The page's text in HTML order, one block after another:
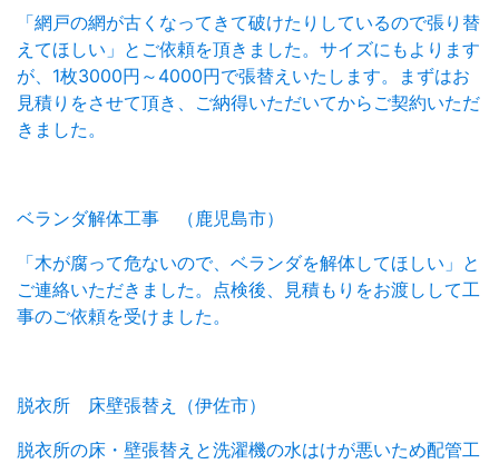
「網戸の網が古くなってきて破けたりしているので張り替
えてほしい」とご依頼を頂きました。サイズにもよります
が、1枚3000円～4000円で張替えいたします。まずはお
見積りをさせて頂き、ご納得いただいてからご契約いただ
きました。
ベランダ解体工事 （鹿児島市）
「木が腐って危ないので、ベランダを解体してほしい」と
ご連絡いただきました。点検後、見積もりをお渡しして工
事のご依頼を受けました。
脱衣所 床壁張替え（伊佐市）
脱衣所の床・壁張替えと洗濯機の水はけが悪いため配管工